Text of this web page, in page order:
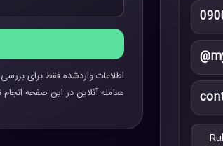
اطلاعات واردشده فقط برای
معامله آنلاین در این صفحه